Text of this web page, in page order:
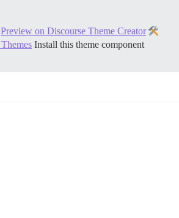
Preview on Discourse Theme Creator
Install this theme component